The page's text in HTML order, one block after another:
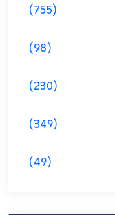
(755)
(98)
(230)
(349)
(49)